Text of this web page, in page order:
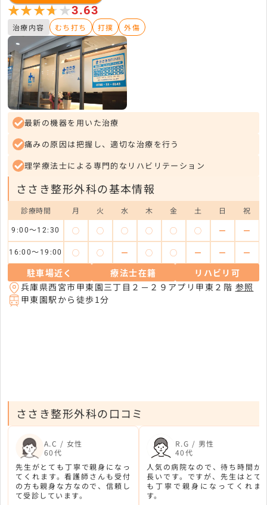
★★★★★
★★★★★3.63
治療内容 むち打ち 打撲 外傷
最新の機器を用いた治療
痛みの原因は把握し、適切な治療を行う
理学療法士による専門的なリハビリテーション
ささき整形外科の基本情報
診療時間 月 火 水 木 金 土 日 祝
9:00～12:30 ◯ ◯ ◯ ◯ ◯ ◯ ー ー
16:00～19:00 ◯ ◯ ー ◯ ◯ ー ー ー
駐車場近く 療法士在籍
リハビリ可
兵庫県西宮市甲東園三丁目２－２９アプリ甲東２階 参照
甲東園駅から徒歩1分
ささき整形外科の口コミ
A.C / 女性
60代
先生がとても丁寧で親身になっ
てくれます。看護師さんも受付
の方も親身な方なので、信頼し
て受診しています。
R.G / 男性
40代
人気の病院なので、待ち時間が
長いです。ですが、先生はとて
も丁寧で親身になってくれま
す。